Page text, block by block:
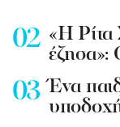
«Η Ρίτα
έζησα»:
Ένα